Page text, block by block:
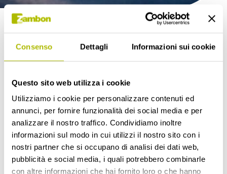
Consenso Dettagli Informazioni sui cookie
Questo sito web utilizza i cookie
Utilizziamo i cookie per personalizzare contenuti ed
annunci, per fornire funzionalità dei social media e per
analizzare il nostro traffico. Condividiamo inoltre
informazioni sul modo in cui utilizzi il nostro sito con i
nostri partner che si occupano di analisi dei dati web,
pubblicità e social media, i quali potrebbero combinarle
con altre informazioni che hai fornito loro o che hanno
INSPIRING STORY
Open Accelerator: la tua
regole del gioco?
La nuova call Open Accelerator 2020 è aperta fino al 20
luglio. Le start up nelle Scienze della Vita avranno
che offrirà loro la possibilità di ricevere un investimento
seed che può raggiungere 100.000 € a progetto. Abbiamo